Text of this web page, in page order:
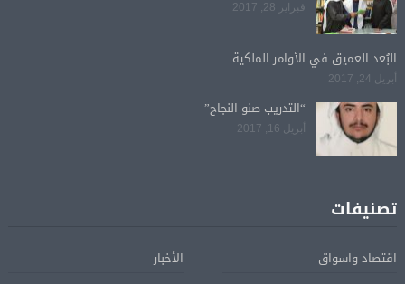
فبراير 28, 2017
البُعد العميق في الأوامر الملكية
أبريل 24, 2017
“التدريب صنو النجاح”
أبريل 16, 2017
تصنيفات
اقتصاد واسواق
الأخبار